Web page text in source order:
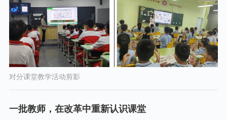
对分课堂教学活动剪影
一批教师，在改革中重新认识课堂